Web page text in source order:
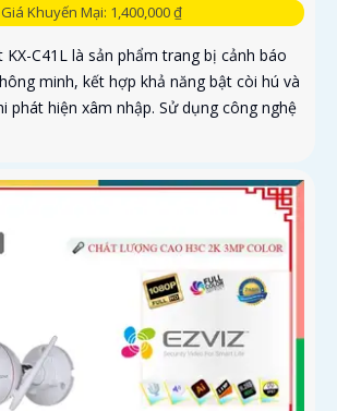
Giá Khuyến Mại: 1,400,000 ₫
KX-C41L là sản phẩm trang bị cảnh báo
minh, kết hợp khả năng bật còi hú và
phát hiện xâm nhập. Sử dụng công nghệ